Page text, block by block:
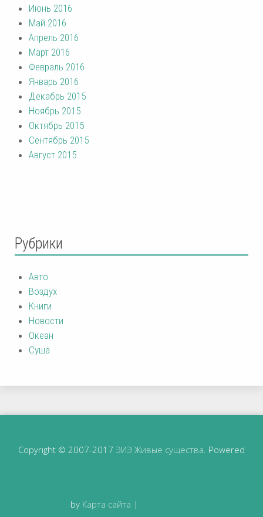
Июнь 2016
Май 2016
Апрель 2016
Март 2016
Февраль 2016
Январь 2016
Декабрь 2015
Ноябрь 2015
Октябрь 2015
Сентябрь 2015
Август 2015
Рубрики
Авто
Воздух
Книги
Новости
Океан
Суша
Copyright © 2007-2017 ЭИЭ Живые существа . Powered
by Карта сайта |